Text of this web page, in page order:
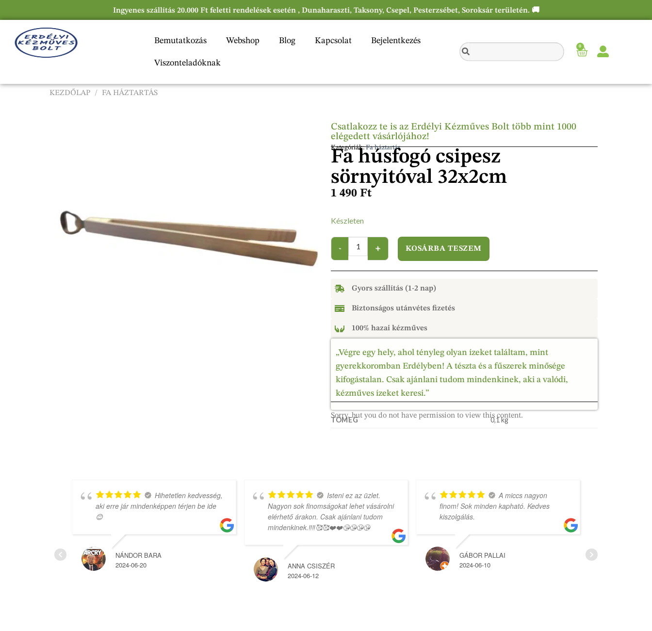
Ingyenes szállítás 20.000 Ft feletti rendelések esetén , Dunaharaszti, Taksony, Csepel, Pesterzsébet, Soroksár területén. 🚚
Bemutatkozás Webshop Blog Kapcsolat Bejelentkezés
Viszonteladóknak
0
KEZDŐLAP / FA HÁZTARTÁS
Csatlakozz te is az Erdélyi Kézműves Bolt több mint 1000
elégedett vásárlójához!
Kategóriák:Fa háztartás
Fa húsfogó csipesz
sörnyitóval 32x2cm
1 490 Ft
Készleten
KOSÁRBA TESZEM
Gyors szállítás (1-2 nap)
Biztonságos utánvétes fizetés
100% hazai kézműves
„Végre egy hely, ahol tényleg olyan ízeket találtam, mint
gyerekkoromban Erdélyben! A tészta és a fűszerek minősége
kifogástalan. Csak ajánlani tudom mindenkinek, aki a valódi,
kézműves ízeket keresi.”
Sorry, but you do not have permission to view this content.
TÖMEG 0,1 kg
Hihetetlen kedvesség,
aki erre jár mindenképpen térjen be ide
😊
NÁNDOR BARA
2024-06-20
Isteni ez az üzlet.
Nagyon sok finomságokat lehet vásárolni
elérhető árakon. Csak ajánlani tudom
mindenkinek.‼️‼️🥰🥰❤️❤️😘😘😘😘
ANNA CSISZÉR
2024-06-12
A miccs nagyon
finom! Sok minden kapható. Kedves
kiszolgálás.
GÁBOR PALLAI
2024-06-10